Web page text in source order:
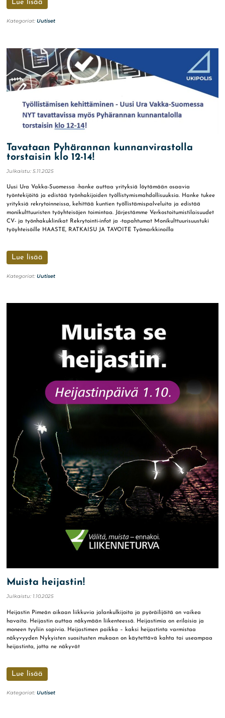
Lue lisää
Kategoriat: Uutiset
Tavataan Pyhärannan kunnanvirastolla
torstaisin klo 12-14!
Julkaistu: 5.11.2025
Uusi Ura Vakka-Suomessa -hanke auttaa yrityksiä löytämään osaavia
työntekijöitä ja edistää työnhakijoiden työllistymismahdollisuuksia. Hanke tukee
yrityksiä rekrytoinneissa, kehittää kuntien työllistämispalveluita ja edistää
monikulttuuristen työyhteisöjen toimintaa. Järjestämme Verkostoitumistilaisuudet
CV- ja työnhakuklinikat Rekrytointi-infot ja -tapahtumat Monikulttuurisuustuki
työyhteisöille HAASTE, RATKAISU JA TAVOITE Työmarkkinoilla
Lue lisää
Kategoriat: Uutiset
Muista heijastin!
Julkaistu: 1.10.2025
Heijastin Pimeän aikaan liikkuvia jalankulkijoita ja pyöräilijöitä on vaikea
havaita. Heijastin auttaa näkymään liikenteessä. Heijastimia on erilaisia ja
moneen tyyliin sopivia. Heijastimen paikka – kaksi heijastinta varmistaa
näkyvyyden Nykyisten suositusten mukaan on käytettävä kahta tai useampaa
heijastinta, jotta ne näkyvät
Lue lisää
Kategoriat: Uutiset